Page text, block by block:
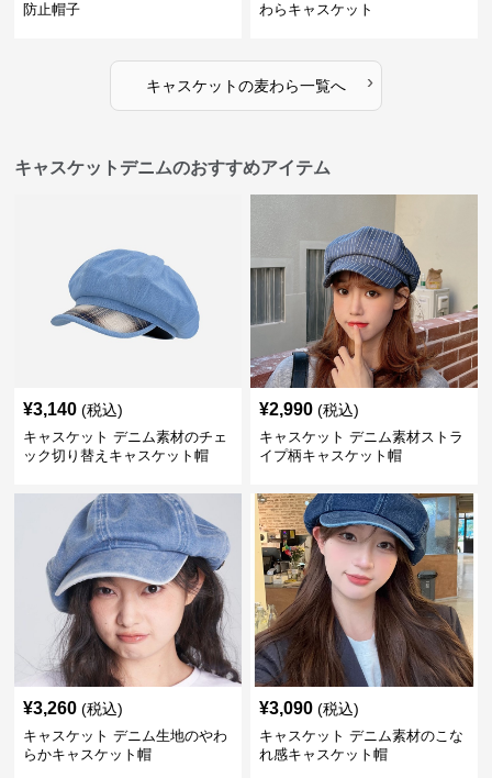
防止帽子
わらキャスケット
キャスケットの麦わら一覧へ ›
キャスケットデニムのおすすめアイテム
¥3,140 (税込)
キャスケット デニム素材のチェ
ック切り替えキャスケット帽
¥2,990 (税込)
キャスケット デニム素材ストラ
イプ柄キャスケット帽
¥3,260 (税込)
キャスケット デニム生地のやわ
らかキャスケット帽
¥3,090 (税込)
キャスケット デニム素材のこな
れ感キャスケット帽